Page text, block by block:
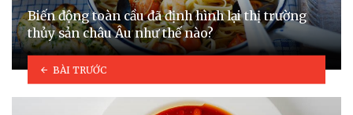
Biến động toàn cầu đã định hình lại thị trường
thủy sản châu Âu như thế nào?
BÀI TRƯỚC